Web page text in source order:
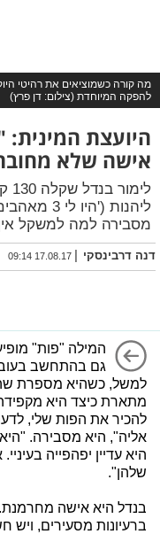
מה קורה כשמוציאים את רהיטי
להפקה המיוחדת (צילום: דן פרץ)
היועצת המינית:
אישה שלא
ליהנות
מסבירה למה למשקל
דנה דרבינסקי |
17.08.17 09:14
המילה "פות"
גם בהתחשב
למשל, כשהיא מספרת
מתארת כיצד היא
להכיר את הפות שלי,
אליה", היא מסבירה.
היא עדיין יפהפייה
שלהן".
בנדל היא אישה
ברעיונות מסעירים,